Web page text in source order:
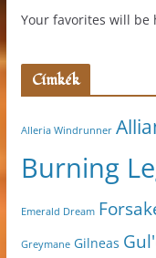
Your favorites will be
Címkék
Alleria Windrunner
Burning
Emerald Dream
Greymane Gilneas